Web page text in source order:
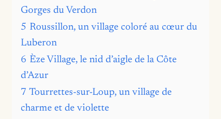
Gorges du Verdon
5 Roussillon, un village coloré au cœur du
Luberon
6 Èze Village, le nid d’aigle de la Côte
d’Azur
7 Tourrettes-sur-Loup, un village de
charme et de violette